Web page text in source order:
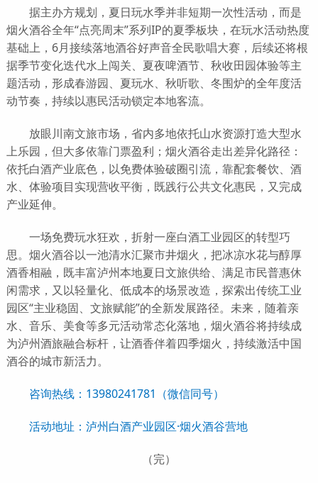
据主办方规划，夏日玩水季并非短期一次性活动，而是
烟火酒谷全年“点亮周末”系列IP的夏季板块，在玩水活动热度
基础上，6月接续落地酒谷好声音全民歌唱大赛，后续还将根
据季节变化迭代水上闯关、夏夜啤酒节、秋收田园体验等主
题活动，形成春游园、夏玩水、秋听歌、冬围炉的全年度活
动节奏，持续以惠民活动锁定本地客流。
放眼川南文旅市场，省内多地依托山水资源打造大型水
上乐园，但大多依靠门票盈利；烟火酒谷走出差异化路径：
依托白酒产业底色，以免费体验破圈引流，靠配套餐饮、酒
水、体验项目实现营收平衡，既践行公共文化惠民，又完成
产业延伸。
一场免费玩水狂欢，折射一座白酒工业园区的转型巧
思。烟火酒谷以一池清水汇聚市井烟火，把冰凉水花与醇厚
酒香相融，既丰富泸州本地夏日文旅供给、满足市民普惠休
闲需求，又以轻量化、低成本的场景改造，探索出传统工业
园区“主业稳固、文旅赋能”的全新发展路径。未来，随着亲
水、音乐、美食等多元活动常态化落地，烟火酒谷将持续成
为泸州酒旅融合标杆，让酒香伴着四季烟火，持续激活中国
酒谷的城市新活力。
咨询热线：13980241781（微信同号）
活动地址：泸州白酒产业园区·烟火酒谷营地
（完）